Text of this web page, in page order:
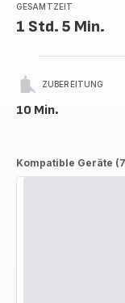
GESAMTZEIT
1 Std. 5 Min.
ZUBEREITUNG
10 Min.
Kompatible Geräte